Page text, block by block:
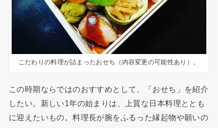
こだわりの料理が詰まったおせち（内容変更の可能性あり）。
この時期ならではのおすすめとして、「おせち」を紹介
したい。新しい1年の始まりは、上質な日本料理ととも
に迎えたいもの。料理長が腕をふるった縁起物や願いの